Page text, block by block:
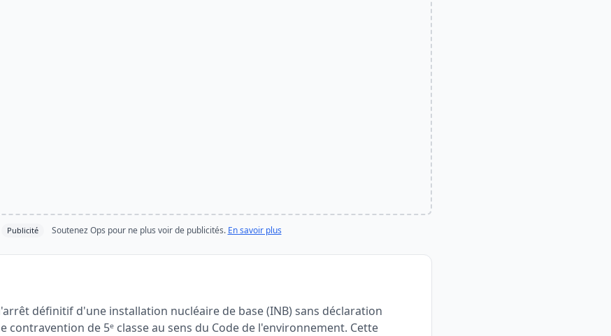
Publicité Soutenez Ops pour ne plus voir de publicités. En savoir plus
définitif d'une installation nucléaire de base (INB) sans déclaration
contravention de 5ᵉ classe au sens du Code de l'environnement. Cette